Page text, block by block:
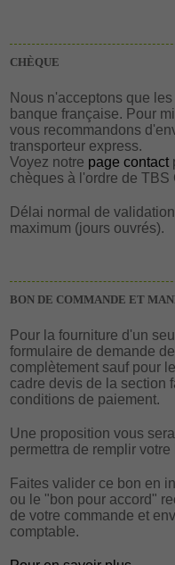
CHÈQUE
Nous n'acceptons que
banque française. Pour
vous recommandons
transporteur express.
Voyez notre page contact
chèques à l'ordre de TBS
Délai normal de
maximum (jours ouvrés).
BON DE COMMANDE ET
Pour la fourniture d'un
formulaire de demande
complètement sauf pour
cadre devis de la section
conditions de paiement.
Une proposition vous
permettra de remplir
Faites valider ce bon en
ou le "bon pour accord"
de votre commande et
comptable.